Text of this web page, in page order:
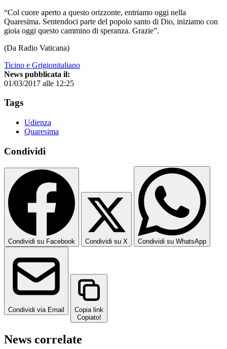
“Col cuore aperto a questo orizzonte, entriamo oggi nella
Quaresima. Sentendoci parte del popolo santo di Dio, iniziamo con
gioia oggi questo cammino di speranza. Grazie”.
(Da Radio Vaticana)
Ticino e Grigionitaliano
News pubblicata il:
01/03/2017 alle 12:25
Tags
Udienza
Quaresima
Condividi
Condividi su Facebook Condividi su X Condividi su WhatsApp
Condividi via Email
Copia link
Copiato!
News correlate